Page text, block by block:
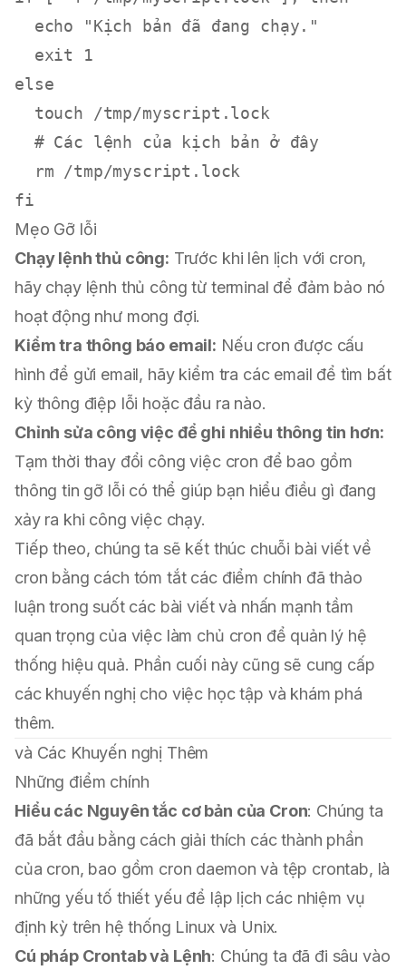
  echo "Kịch bản đã đang chạy."
  exit 1
else
  touch /tmp/myscript.lock
  # Các lệnh của kịch bản ở đây
  rm /tmp/myscript.lock
Mẹo Gỡ lỗi
Chạy lệnh thủ công: Trước khi lên lịch với cron,
hãy chạy lệnh thủ công từ terminal để đảm bảo nó
hoạt động như mong đợi.
Kiểm tra thông báo email: Nếu cron được cấu
hình để gửi email, hãy kiểm tra các email để tìm bất
kỳ thông điệp lỗi hoặc đầu ra nào.
Chỉnh sửa công việc để ghi nhiều thông tin hơn:
Tạm thời thay đổi công việc cron để bao gồm
thông tin gỡ lỗi có thể giúp bạn hiểu điều gì đang
xảy ra khi công việc chạy.
Tiếp theo, chúng ta sẽ kết thúc chuỗi bài viết về
cron bằng cách tóm tắt các điểm chính đã thảo
luận trong suốt các bài viết và nhấn mạnh tầm
quan trọng của việc làm chủ cron để quản lý hệ
thống hiệu quả. Phần cuối này cũng sẽ cung cấp
các khuyến nghị cho việc học tập và khám phá
thêm.
và Các Khuyến nghị Thêm
Những điểm chính
Hiểu các Nguyên tắc cơ bản của Cron: Chúng ta
đã bắt đầu bằng cách giải thích các thành phần
của cron, bao gồm cron daemon và tệp crontab, là
những yếu tố thiết yếu để lập lịch các nhiệm vụ
định kỳ trên hệ thống Linux và Unix.
Cú pháp Crontab và Lệnh: Chúng ta đã đi sâu vào